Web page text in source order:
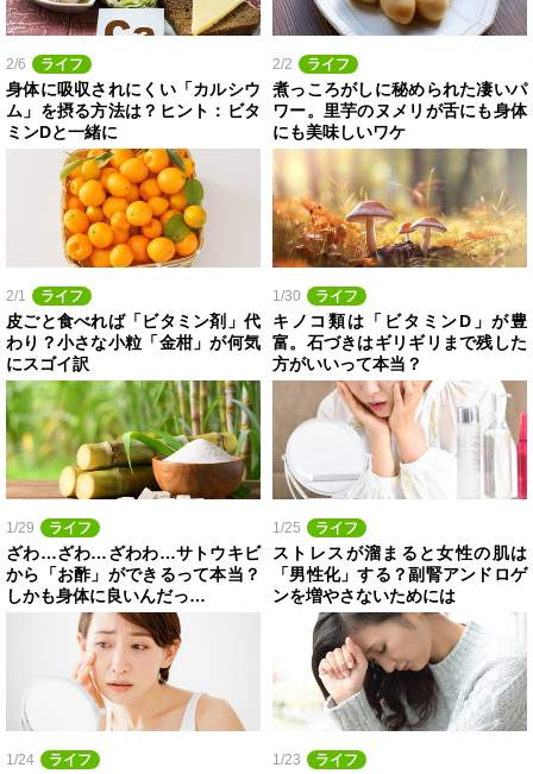
2/6 ライフ
身体に吸収されにくい「カルシウ
ム」を摂る方法は？ヒント：ビタ
ミンDと一緒に
2/2 ライフ
煮っころがしに秘められた凄いパ
ワー。里芋のヌメリが舌にも身体
にも美味しいワケ
2/1 ライフ
皮ごと食べれば「ビタミン剤」代
わり？小さな小粒「金柑」が何気
にスゴイ訳
1/30 ライフ
キノコ類は「ビタミンD」が豊
富。石づきはギリギリまで残した
方がいいって本当？
1/29 ライフ
ざわ…ざわ…ざわわ…サトウキビ
から「お酢」ができるって本当？
しかも身体に良いんだっ…
1/25 ライフ
ストレスが溜まると女性の肌は
「男性化」する？副腎アンドロゲ
ンを増やさないためには
1/24 ライフ 1/23 ライフ